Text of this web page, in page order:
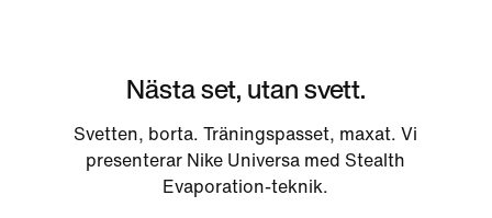
Nästa set, utan svett.
Svetten, borta. Träningspasset, maxat. Vi
presenterar Nike Universa med Stealth
Evaporation-teknik.